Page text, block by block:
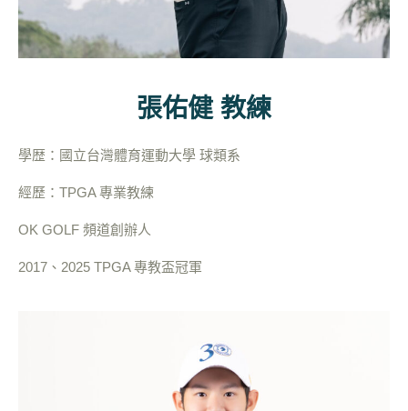
張佑健 教練
學歴：國立台灣體育運動大學 球類系
經歷：TPGA 專業教練
OK GOLF 頻道創辦人
2017、2025 TPGA 專教盃冠軍